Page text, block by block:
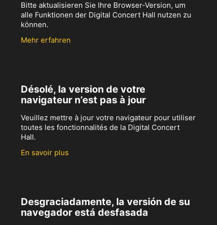
Bitte aktualisieren Sie Ihre Browser-Version, um
alle Funktionen der Digital Concert Hall nutzen zu
können.
Mehr erfahren
Désolé, la version de votre
navigateur n’est pas à jour
Veuillez mettre à jour votre navigateur pour utiliser
toutes les fonctionnalités de la Digital Concert
Hall.
En savoir plus
Desgraciadamente, la versión de su
navegador está desfasada